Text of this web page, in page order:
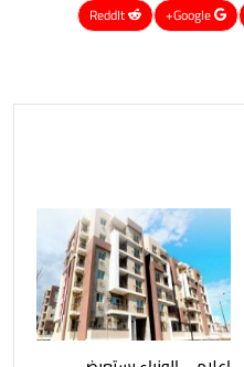
Google+
ReddIt